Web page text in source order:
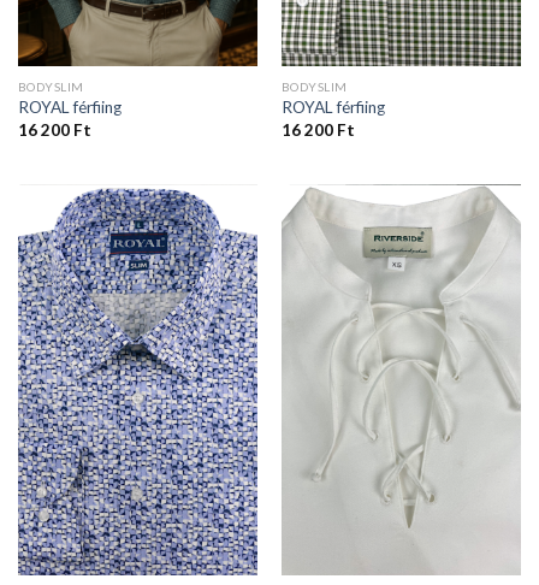
BODYSLIM
ROYAL férfiing
16 200 Ft
BODYSLIM
ROYAL férfiing
16 200 Ft